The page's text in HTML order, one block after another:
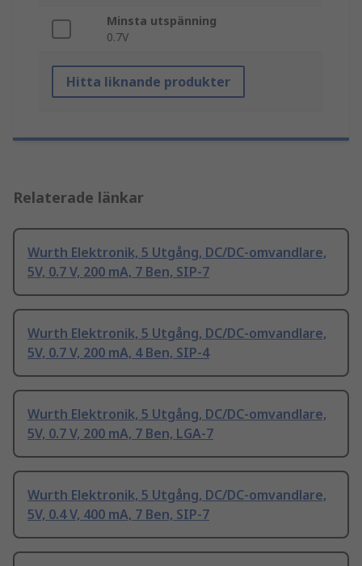
Minsta utspänning
0.7V
Hitta liknande produkter
Relaterade länkar
Wurth Elektronik, 5 Utgång, DC/DC-omvandlare,
5V, 0.7 V, 200 mA, 7 Ben, SIP-7
Wurth Elektronik, 5 Utgång, DC/DC-omvandlare,
5V, 0.7 V, 200 mA, 4 Ben, SIP-4
Wurth Elektronik, 5 Utgång, DC/DC-omvandlare,
5V, 0.7 V, 200 mA, 7 Ben, LGA-7
Wurth Elektronik, 5 Utgång, DC/DC-omvandlare,
5V, 0.4 V, 400 mA, 7 Ben, SIP-7